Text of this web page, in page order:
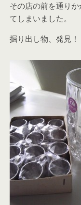
その店の前を通り
てしまいました。
掘り出し物、発見！